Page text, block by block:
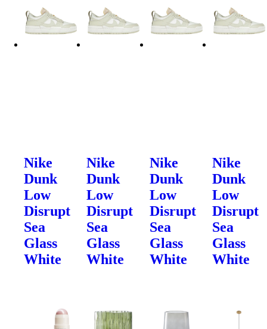
Nike
Dunk
Low
Disrupt
Sea
Glass
White
Nike
Dunk
Low
Disrupt
Sea
Glass
White
Nike
Dunk
Low
Disrupt
Sea
Glass
White
Nike
Dunk
Low
Disrupt
Sea
Glass
White